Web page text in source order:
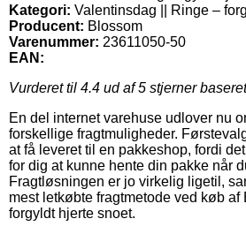
Kategori: Valentinsdag || Ringe –
Producent: Blossom
Varenummer: 23611050-50
EAN:
Vurderet til 4.4 ud af 5 stjerner
En del internet varehuse udlover nu
forskellige fragtmuligheder.
at få leveret til en pakkeshop, fordi
for dig at kunne hente din pakke når
Fragtløsningen er jo virkelig ligetil,
mest letkøbte fragtmetode ved køb af
forgyldt hjerte snoet.